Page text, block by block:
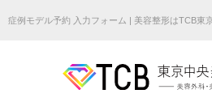
症例モデル予約 入力フォーム | 美容整形はTCB東